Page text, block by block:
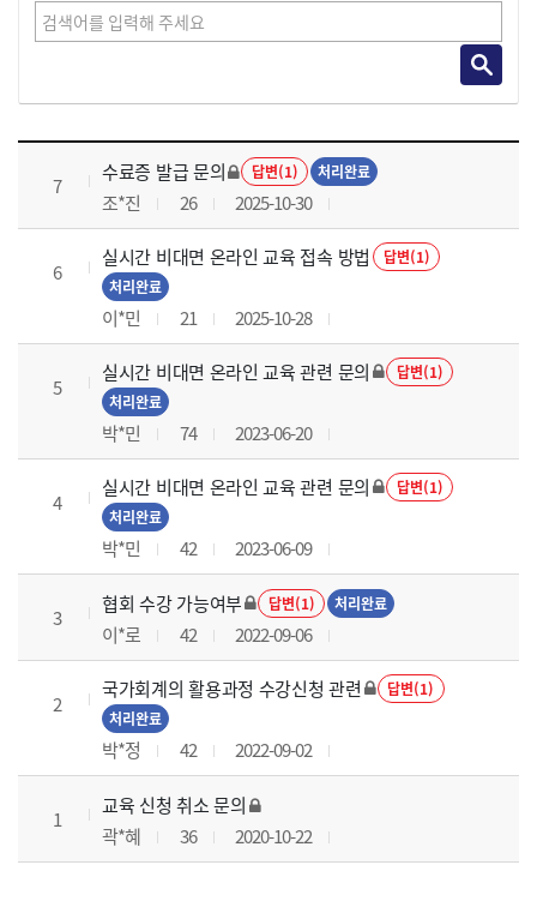
국가회계의 활용 과정 목록 으로 번호, 제목, 작성자, 조회수, 등록 일로 나열 되고 있습니다.
7
수료증 발급 문의 답변(1) 처리완료
조*진 26 2025-10-30
6
실시간 비대면 온라인 교육 접속 방법
답변(1)
처리완료
이*민 21 2025-10-28
5
실시간 비대면 온라인 교육 관련 문의
답변(1)
처리완료
박*민 74 2023-06-20
4
실시간 비대면 온라인 교육 관련 문의
답변(1)
처리완료
박*민 42 2023-06-09
3
협회 수강 가능여부 답변(1) 처리완료
이*로 42 2022-09-06
2
국가회계의 활용과정 수강신청 관련
답변(1)
처리완료
박*정 42 2022-09-02
1
교육 신청 취소 문의
곽*혜
36 2020-10-22